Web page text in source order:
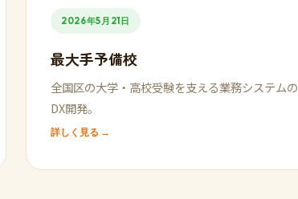
2026年5月21日
最大手予備校
全国区の大学・高校受験を支える業務システムの
DX開発。
詳しく見る →